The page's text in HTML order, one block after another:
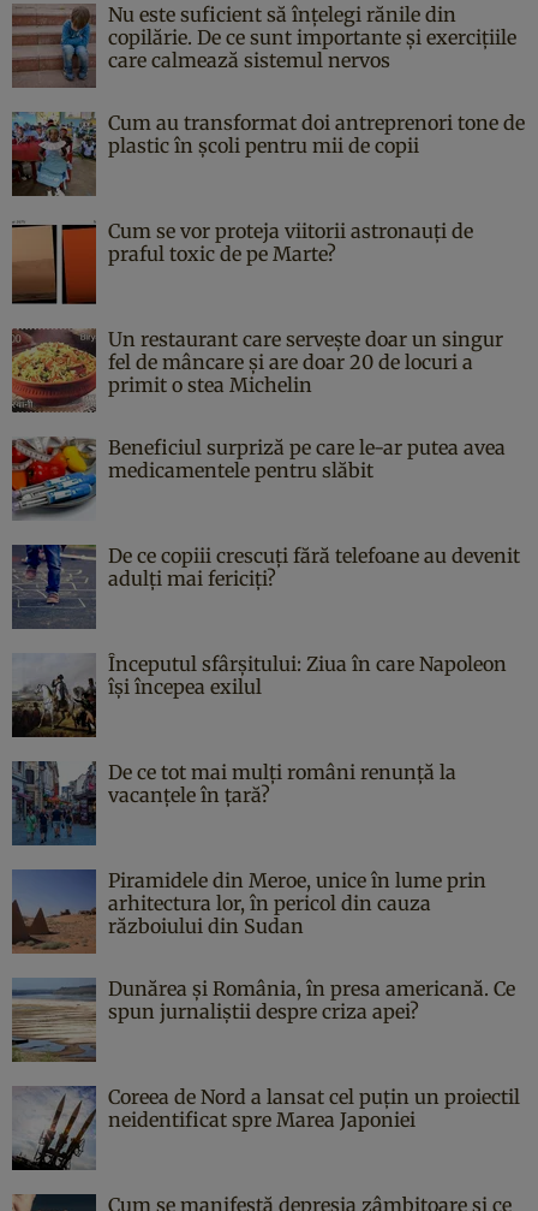
Nu este suficient să înțelegi rănile din
copilărie. De ce sunt importante și exercițiile
care calmează sistemul nervos
Cum au transformat doi antreprenori tone de
plastic în școli pentru mii de copii
Cum se vor proteja viitorii astronauți de
praful toxic de pe Marte?
Un restaurant care servește doar un singur
fel de mâncare și are doar 20 de locuri a
primit o stea Michelin
Beneficiul surpriză pe care le-ar putea avea
medicamentele pentru slăbit
De ce copiii crescuți fără telefoane au devenit
adulți mai fericiți?
Începutul sfârşitului: Ziua în care Napoleon
îşi începea exilul
De ce tot mai mulți români renunță la
vacanțele în țară?
Piramidele din Meroe, unice în lume prin
arhitectura lor, în pericol din cauza
războiului din Sudan
Dunărea și România, în presa americană. Ce
spun jurnaliștii despre criza apei?
Coreea de Nord a lansat cel puțin un proiectil
neidentificat spre Marea Japoniei
Cum se manifestă depresia zâmbitoare și ce